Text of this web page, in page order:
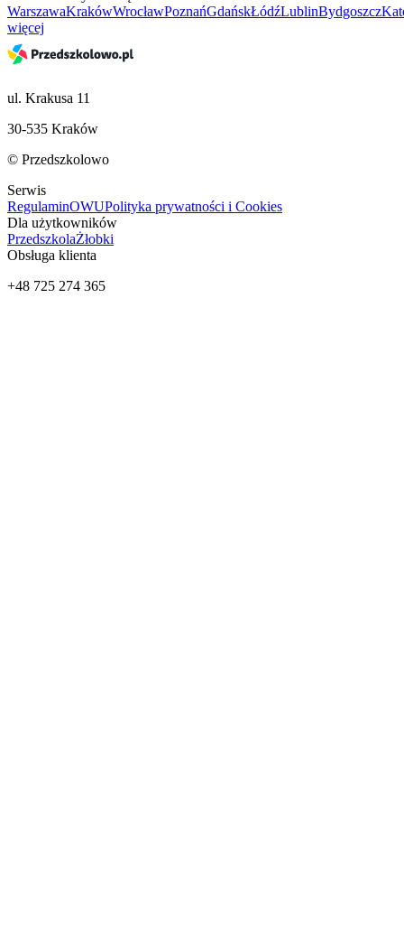
WarszawaKrakówWrocławPoznańGdańskŁódźLublinBydgoszcz
więcej
ul. Krakusa 11
30-535 Kraków
© Przedszkolowo
Serwis
RegulaminOWUPolityka prywatności i Cookies
Dla użytkowników
PrzedszkolaŻłobki
Obsługa klienta
+48 725 274 365